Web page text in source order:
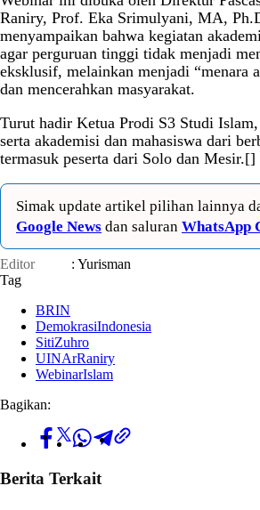
Raniry, Prof. Eka Srimulyani, MA,
menyampaikan bahwa kegiatan
agar perguruan tinggi tidak menjadi
eksklusif, melainkan menjadi “menara
dan mencerahkan masyarakat.
Turut hadir Ketua Prodi S3 Studi
serta akademisi dan mahasiswa dari
termasuk peserta dari Solo dan Mesir.[]
Simak update artikel pilihan lainnya
Google News dan saluran WhatsApp
Editor
: Yurisman
Tag
BRIN
DemokrasiIndonesia
SitiZuhro
UINArRaniry
WebinarIslam
Bagikan:
Berita Terkait